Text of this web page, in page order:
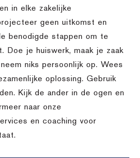
in elke zakelijke
geen uitkomst en
benodigde stappen om te
Doe je huiswerk, maak je zaak
niks persoonlijk op. Wees
oplossing. Gebruik
Kijk de ander in de ogen en
naar onze
en coaching voor